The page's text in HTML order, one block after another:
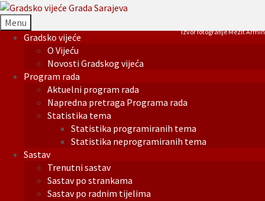
Menu
Gradsko vijeće
O Vijeću
Novosti Gradskog vijeća
Program rada
Aktuelni program rada
Napredna pretraga Programa rada
Statistika tema
Statistika programiranih tema
Statistika neprogramiranih tema
Sastav
Trenutni sastav
Sastav po strankama
Sastav po radnim tijelima
Izvor fotografije Mezit Armin